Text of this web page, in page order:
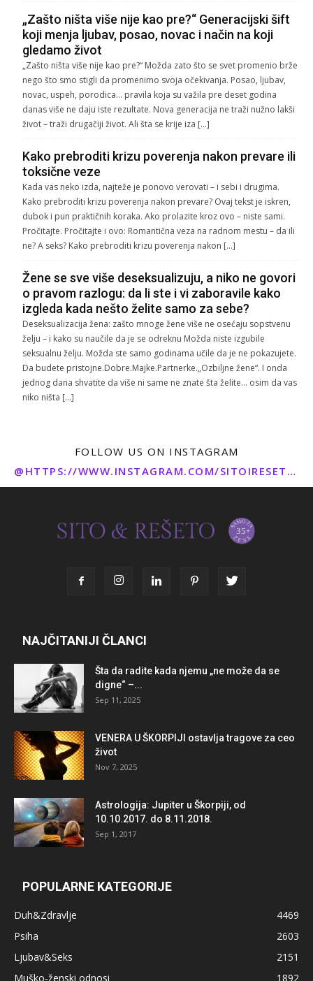
„Zašto ništa više nije kao pre?“ Generacijski šift
koji menja ljubav, posao, novac i način na koji
gledamo život
„Zašto ništa više nije kao pre?“ Možda zato što se svet promenio brže
nego što smo stigli da promenimo svoja očekivanja. Posao, ljubav,
novac, uspeh, porodica… pravila koja su važila pre deset godina
danas više ne daju iste rezultate. Nova generacija ne traži nužno lakši
život – traži drugačiji život. Ali šta se krije iza […]
Kako prebroditi krizu poverenja nakon prevare ili
toksične veze
Kada vas neko izda, najteže je ponovo verovati – i sebi i drugima.
Kako prebroditi krizu poverenja nakon prevare? Ovaj tekst je iskren,
dubok i pun praktičnih koraka. Ako prolazite kroz ovo – niste sami.
Pročitajte. Pročitajte i ovo: Romantična veza na radnom mestu – da ili
ne? A seks? Kako prebroditi krizu poverenja nakon […]
Žene se sve više deseksualizuju, a niko ne govori
o pravom razlogu: da li ste i vi zaboravile kako
izgleda kada nešto želite samo za sebe?
Deseksualizacija žena: zašto mnoge žene više ne osećaju sopstvenu
želju – i kako su naučile da je se odreknu Možda niste izgubile
seksualnu želju. Možda ste samo godinama učile da je ne pokazujete.
Da budete pristojne.Dobre.Majke.Partnerke.„Ozbiljne žene“. I onda
jednog dana shvatite da više ni same ne znate šta želite… osim da vas
niko ništa […]
FOLLOW US ON INSTAGRAM
@HTTPS://WWW.INSTAGRAM.COM/SITOIRESETO/
NAJČITANIJI ČLANCI
Šta da radite kada njemu „ne može da se
digne“ –...
Sep 11, 2025
VENERA U ŠKORPIJI ostavlja tragove za ceo
život
Nov 7, 2025
Astrologija: Jupiter u Škorpiji, od
10.10.2017. do 8.11.2018.
Sep 1, 2017
POPULARNE KATEGORIJE
Duh&Zdravlje
4469
Psiha
2603
Ljubav&Seks
2151
Muško-ženski odnosi
1892